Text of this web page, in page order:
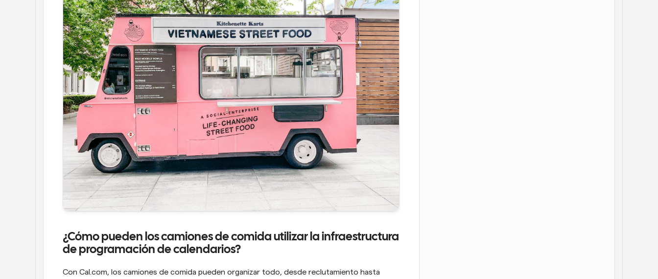
¿Cómo pueden los camiones de comida utilizar la infraestructura
de programación de calendarios?
Con Cal.com, los camiones de comida pueden organizar todo, desde reclutamiento hasta